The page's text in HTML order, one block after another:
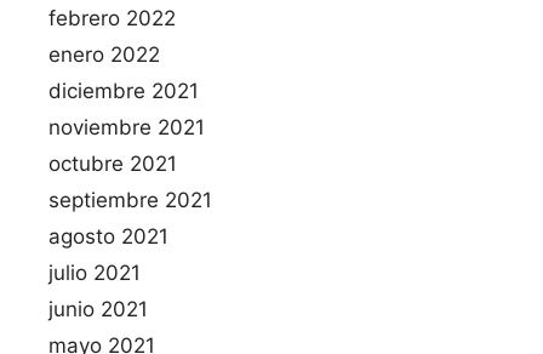
febrero 2022
enero 2022
diciembre 2021
noviembre 2021
octubre 2021
septiembre 2021
agosto 2021
julio 2021
junio 2021
mayo 2021